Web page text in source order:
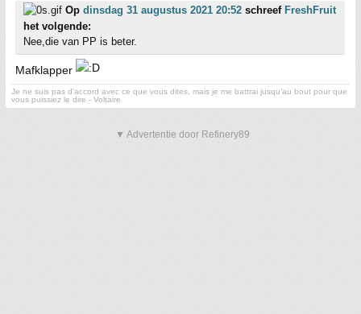
Op dinsdag 31 augustus 2021 20:52 schreef FreshFruit
het volgende:
Nee,die van PP is beter.
Mafklapper
Je ne suis pas d’accord avec ce que vous dites, mais je me battrai jusqu’au bout pour que
vous puissiez le dire - Voltaire
▼ Advertentie door Refinery89